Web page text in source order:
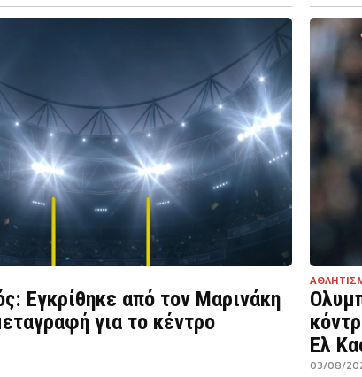
Εγκρίθηκε από τον Μαρινάκη
για το κέντρο
Ελ
03/08/